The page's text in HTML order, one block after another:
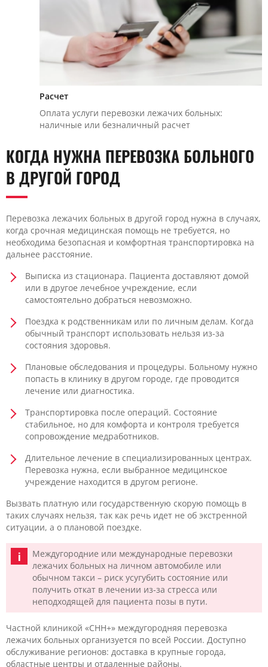
Расчет
Оплата услуги перевозки лежачих больных:
наличные или безналичный расчет
КОГДА НУЖНА ПЕРЕВОЗКА БОЛЬНОГО
В ДРУГОЙ ГОРОД
Перевозка лежачих больных в другой город нужна в случаях,
когда срочная медицинская помощь не требуется, но
необходима безопасная и комфортная транспортировка на
дальнее расстояние.
Выписка из стационара. Пациента доставляют домой
или в другое лечебное учреждение, если
самостоятельно добраться невозможно.
Поездка к родственникам или по личным делам. Когда
обычный транспорт использовать нельзя из-за
состояния здоровья.
Плановые обследования и процедуры. Больному нужно
попасть в клинику в другом городе, где проводится
лечение или диагностика.
Транспортировка после операций. Состояние
стабильное, но для комфорта и контроля требуется
сопровождение медработников.
Длительное лечение в специализированных центрах.
Перевозка нужна, если выбранное медицинское
учреждение находится в другом регионе.
Вызвать платную или государственную скорую помощь в
таких случаях нельзя, так как речь идет не об экстренной
ситуации, а о плановой поездке.
Междугородние или международные перевозки
лежачих больных на личном автомобиле или
обычном такси – риск усугубить состояние или
получить откат в лечении из-за стресса или
неподходящей для пациента позы в пути.
Частной клиникой «CHH+» междугородняя перевозка
лежачих больных организуется по всей России. Доступно
обслуживание регионов: доставка в крупные города,
областные центры и отдаленные районы.